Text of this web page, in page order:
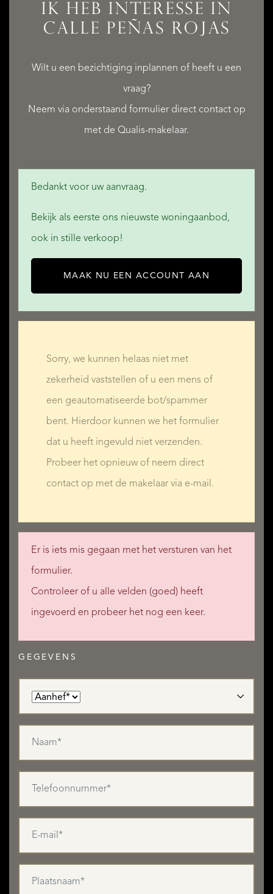
IK HEB INTERESSE IN
CALLE PEÑAS ROJAS
Wilt u een bezichtiging inplannen of heeft u een
vraag?
Neem via onderstaand formulier direct contact op
met de Qualis-makelaar.
Bedankt voor uw aanvraag.
Bekijk als eerste ons nieuwste woningaanbod,
ook in stille verkoop!
MAAK NU EEN ACCOUNT AAN
Sorry, we kunnen helaas niet met
zekerheid vaststellen of u een mens of
een geautomatiseerde bot/spammer
bent. Hierdoor kunnen we het formulier
dat u heeft ingevuld niet verzenden.
Probeer het opnieuw of neem direct
contact op met de makelaar via e-mail.
Er is iets mis gegaan met het versturen van het
formulier.
Controleer of u alle velden (goed) heeft
ingevoerd en probeer het nog een keer.
GEGEVENS